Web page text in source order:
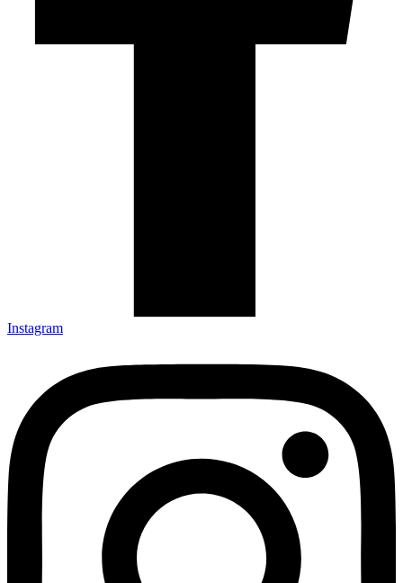
Instagram